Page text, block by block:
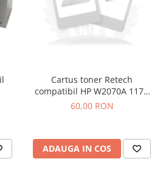
Cartus toner Retech
compatibil HP W2070A 117A
black
60,00 RON
ADAUGA IN COS